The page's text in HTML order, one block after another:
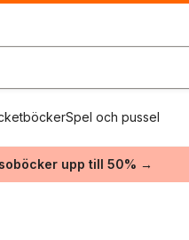
Spel och pussel
upp till 50% →